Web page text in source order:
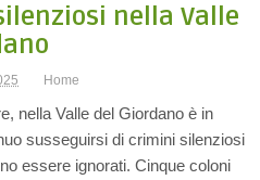
nella Valle
Home
nella Valle del Giordano è in
susseguirsi di crimini silenziosi
essere ignorati. Cinque coloni